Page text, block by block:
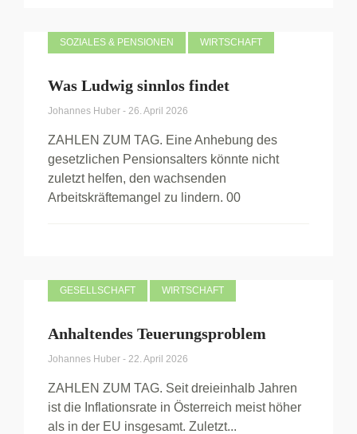
SOZIALES & PENSIONEN WIRTSCHAFT
Was Ludwig sinnlos findet
Johannes Huber - 26. April 2026
ZAHLEN ZUM TAG. Eine Anhebung des
gesetzlichen Pensionsalters könnte nicht
zuletzt helfen, den wachsenden
Arbeitskräftemangel zu lindern. 00
GESELLSCHAFT WIRTSCHAFT
Anhaltendes Teuerungsproblem
Johannes Huber - 22. April 2026
ZAHLEN ZUM TAG. Seit dreieinhalb Jahren
ist die Inflationsrate in Österreich meist höher
als in der EU insgesamt. Zuletzt...